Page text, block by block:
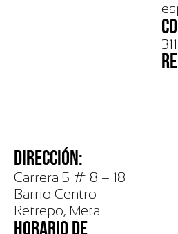
DIRECCIÓN:
Carrera 5 # 8 – 18
Barrio Centro –
Retrepo, Meta